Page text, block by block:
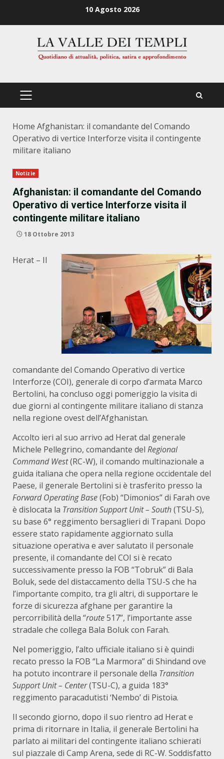
10 Agosto 2026
PRIMÄRES
Home Afghanistan: il comandante del Comando
Operativo di vertice Interforze visita il contingente
militare italiano
Notizie
Afghanistan: il comandante del Comando
Operativo di vertice Interforze visita il
contingente militare italiano
18 Ottobre 2013
Herat – Il
comandante del Comando Operativo di vertice
Interforze (COI), generale di corpo d’armata Marco
Bertolini, ha concluso oggi pomeriggio la visita di
due giorni al contingente militare italiano di stanza
nella regione ovest dell’Afghanistan.
Accolto ieri al suo arrivo ad Herat dal generale
Michele Pellegrino, comandante del Regional
Command West(RC-W), il comando multinazionale a
guida italiana che opera nella regione occidentale del
Paese, il generale Bertolini si è trasferito presso la
Forward Operating Base(Fob) “Dimonios” di Farah ove
è dislocata la Transition Support Unit – South(TSU-S),
su base 6° reggimento bersaglieri di Trapani. Dopo
essere stato rapidamente aggiornato sulla
situazione operativa e aver salutato il personale
presente, il comandante del COI si è recato
successivamente presso la FOB “Tobruk” di Bala
Boluk, sede del distaccamento della TSU-S che ha
l’importante compito, tra gli altri, di supportare le
forze di sicurezza afghane per garantire la
percorribilità della “route517”, l’importante asse
stradale che collega Bala Boluk con Farah.
Nel pomeriggio, l’alto ufficiale italiano si è quindi
recato presso la FOB “La Marmora” di Shindand ove
ha potuto incontrare il personale della Transition
Support Unit – Center(TSU-C), a guida 183°
reggimento paracadutisti ‘Nembo’ di Pistoia.
Il secondo giorno, dopo il suo rientro ad Herat e
prima di ritornare in Italia, il generale Bertolini ha
parlato ai militari del contingente italiano schierati
sul piazzale di Camp Arena, sede di RC-W. Soddisfatto